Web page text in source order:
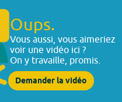
Oups.
Vous aussi, vous aimeriez
voir une vidéo ici ?
On y travaille, promis.
Demander la vidéo